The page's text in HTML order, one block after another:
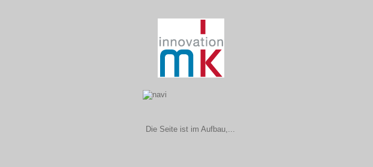
Die Seite ist im Aufbau,...